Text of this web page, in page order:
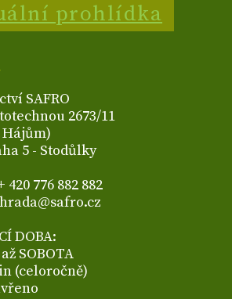
prohlídka
SAFRO
2673/11
5 - Stodůlky
776 882 882
DOBA:
SOBOTA
(celoročně)